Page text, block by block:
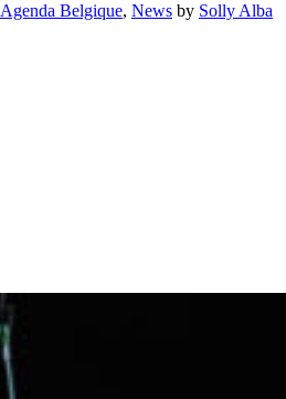
Agenda Belgique, News by Solly Alba